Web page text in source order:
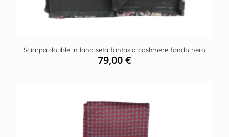
Sciarpa double in lana seta fantasia cashmere fondo nero
79,00€